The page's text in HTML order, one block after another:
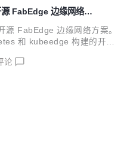
FabEdge 的挑战。 因此，
出了一键部署K8S 和 Kubed
该功能快速部署集群，从而
快速部署K8S集群 安装条件
FabEdge 边缘网络方
FabEdge 边缘网络方案。
和 kubeedge 构建的开源
、缺少拓扑感知能力、无法提
论